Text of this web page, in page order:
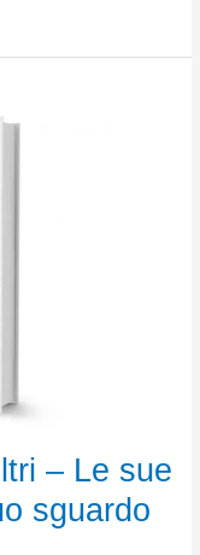
– Le sue
sguardo